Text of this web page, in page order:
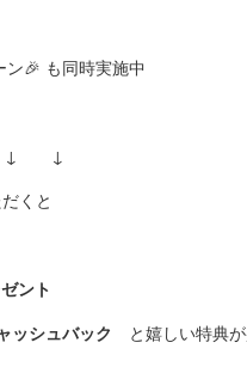
🎉 も同時実施中
↓
くと
ント
ッシュバック と嬉しい特典が